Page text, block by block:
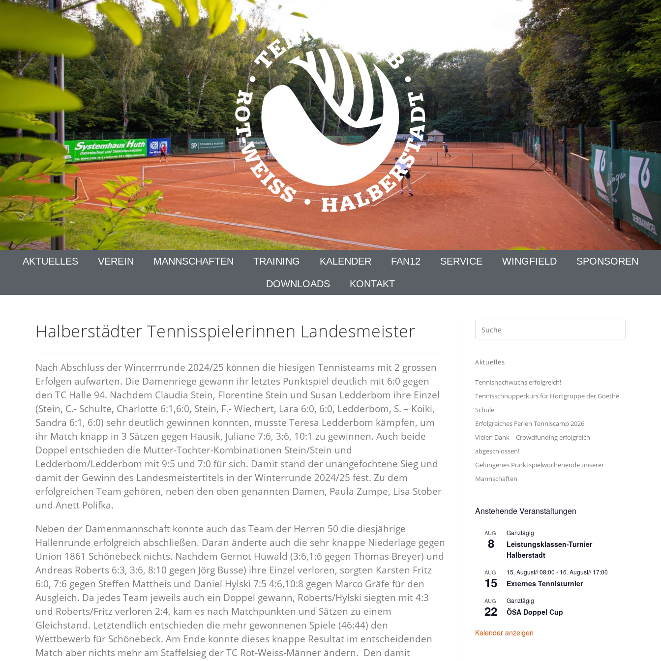
AKTUELLES VEREIN MANNSCHAFTEN TRAINING KALENDER FAN12 SERVICE WINGFIELD SPONSOREN
DOWNLOADS KONTAKT
Halberstädter Tennisspielerinnen Landesmeister
Nach Abschluss der Winterrrunde 2024/25 können die hiesigen Tennisteams mit 2 grossen
Erfolgen aufwarten. Die Damenriege gewann ihr letztes Punktspiel deutlich mit 6:0 gegen
den TC Halle 94. Nachdem Claudia Stein, Florentine Stein und Susan Ledderbom ihre Einzel
(Stein, C.- Schulte, Charlotte 6:1,6:0, Stein, F.- Wiechert, Lara 6:0, 6:0, Ledderbom, S. – Koiki,
Sandra 6:1, 6:0) sehr deutlich gewinnen konnten, musste Teresa Ledderbom kämpfen, um
ihr Match knapp in 3 Sätzen gegen Hausik, Juliane 7:6, 3:6, 10:1 zu gewinnen. Auch beide
Doppel entschieden die Mutter-Tochter-Kombinationen Stein/Stein und
Ledderbom/Ledderbom mit 9:5 und 7:0 für sich. Damit stand der unangefochtene Sieg und
damit der Gewinn des Landesmeistertitels in der Winterrunde 2024/25 fest. Zu dem
erfolgreichen Team gehören, neben den oben genannten Damen, Paula Zumpe, Lisa Stober
und Anett Polifka.
Neben der Damenmannschaft konnte auch das Team der Herren 50 die diesjährige
Hallenrunde erfolgreich abschließen. Daran änderte auch die sehr knappe Niederlage gegen
Union 1861 Schönebeck nichts. Nachdem Gernot Huwald (3:6,1:6 gegen Thomas Breyer) und
Andreas Roberts 6:3, 3:6, 8:10 gegen Jörg Busse) ihre Einzel verloren, sorgten Karsten Fritz
6:0, 7:6 gegen Steffen Mattheis und Daniel Hylski 7:5 4:6,10:8 gegen Marco Gräfe für den
Ausgleich. Da jedes Team jeweils auch ein Doppel gewann, Roberts/Hylski siegten mit 4:3
und Roberts/Fritz verloren 2:4, kam es nach Matchpunkten und Sätzen zu einem
Gleichstand. Letztendlich entschieden die mehr gewonnenen Spiele (46:44) den
Wettbewerb für Schönebeck. Am Ende konnte dieses knappe Resultat im entscheidenden
Match aber nichts mehr am Staffelsieg der TC Rot-Weiss-Männer ändern. Den damit
Aktuelles
Tennisnachwuchs erfolgreich!
Tennisschnupperkurs für Hortgruppe der Goethe
Schule
Erfolgreiches Ferien Tenniscamp 2026
Vielen Dank – Crowdfunding erfolgreich
abgeschlossen!
Gelungenes Punktspielwochenende unserer
Mannschaften
Anstehende Veranstaltungen
AUG.
8
Ganztägig
Leistungsklassen-Turnier
Halberstadt
AUG.
15
15. August// 08:00 - 16. August// 17:00
Externes Tennisturnier
AUG.
22
Ganztägig
ÖSA Doppel Cup
Kalender anzeigen